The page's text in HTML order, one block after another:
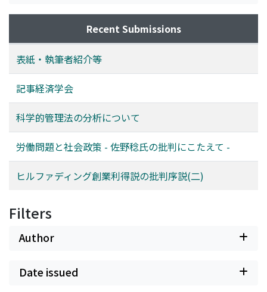
Recent Submissions
表紙・執筆者紹介等
記事経済学会
科学的管理法の分析について
労働問題と社会政策 - 佐野稔氏の批判にこたえて -
ヒルファディング創業利得説の批判序説(二)
Filters
Author
Date issued